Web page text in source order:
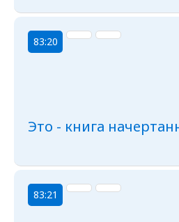
83:20
Это - книга
83:21